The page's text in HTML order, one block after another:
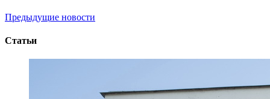
Предыдущие новости
Статьи